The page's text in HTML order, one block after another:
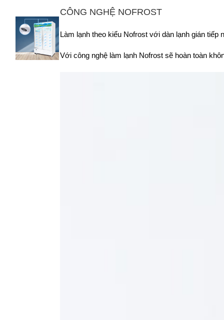
CÔNG NGHỆ NOFROST
Làm lạnh theo kiểu Nofrost với dàn lạnh gián tiếp
Với công nghệ làm lạnh Nofrost sẽ hoàn toàn